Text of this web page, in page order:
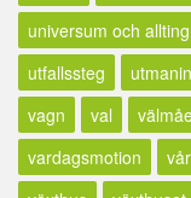
universum och allting
utfallssteg
vagn
val
vardagsmotion